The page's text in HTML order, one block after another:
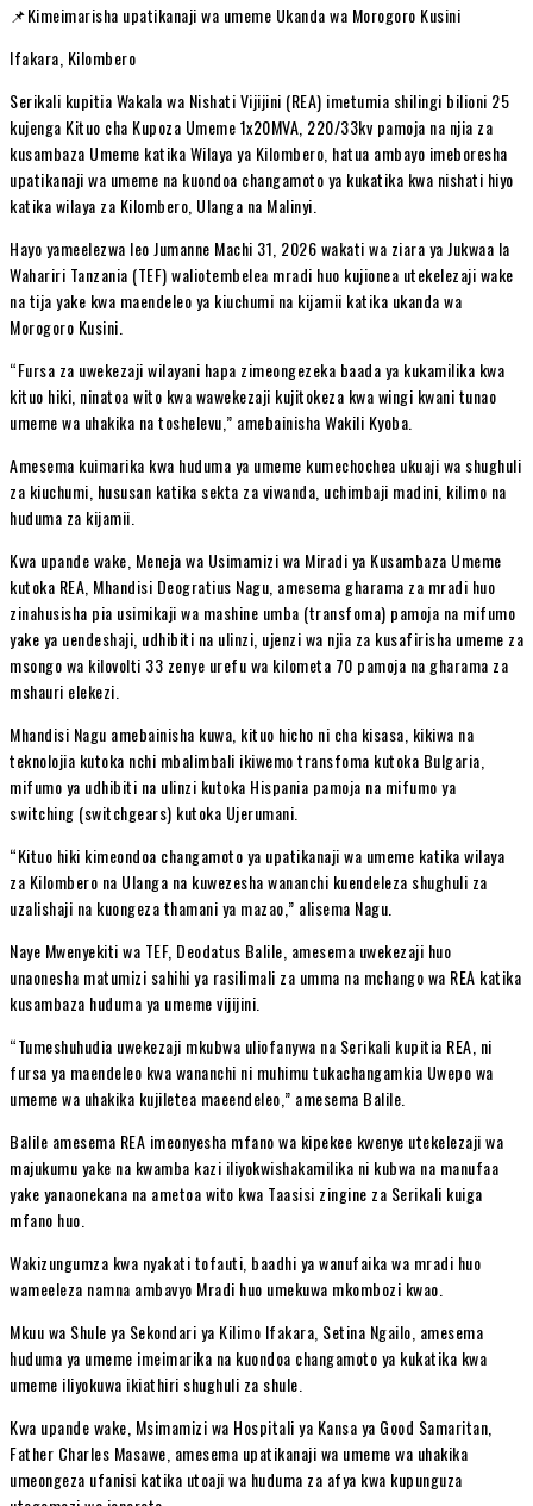
📌Kimeimarisha upatikanaji wa umeme Ukanda wa Morogoro Kusini
Ifakara, Kilombero
Serikali kupitia Wakala wa Nishati Vijijini (REA) imetumia shilingi bilioni 25
kujenga Kituo cha Kupoza Umeme 1x20MVA, 220/33kv pamoja na njia za
kusambaza Umeme katika Wilaya ya Kilombero, hatua ambayo imeboresha
upatikanaji wa umeme na kuondoa changamoto ya kukatika kwa nishati hiyo
katika wilaya za Kilombero, Ulanga na Malinyi.
Hayo yameelezwa leo Jumanne Machi 31, 2026 wakati wa ziara ya Jukwaa la
Wahariri Tanzania (TEF) waliotembelea mradi huo kujionea utekelezaji wake
na tija yake kwa maendeleo ya kiuchumi na kijamii katika ukanda wa
Morogoro Kusini.
“Fursa za uwekezaji wilayani hapa zimeongezeka baada ya kukamilika kwa
kituo hiki, ninatoa wito kwa wawekezaji kujitokeza kwa wingi kwani tunao
umeme wa uhakika na toshelevu,” amebainisha Wakili Kyoba.
Amesema kuimarika kwa huduma ya umeme kumechochea ukuaji wa shughuli
za kiuchumi, hususan katika sekta za viwanda, uchimbaji madini, kilimo na
huduma za kijamii.
Kwa upande wake, Meneja wa Usimamizi wa Miradi ya Kusambaza Umeme
kutoka REA, Mhandisi Deogratius Nagu, amesema gharama za mradi huo
zinahusisha pia usimikaji wa mashine umba (transfoma) pamoja na mifumo
yake ya uendeshaji, udhibiti na ulinzi, ujenzi wa njia za kusafirisha umeme za
msongo wa kilovolti 33 zenye urefu wa kilometa 70 pamoja na gharama za
mshauri elekezi.
Mhandisi Nagu amebainisha kuwa, kituo hicho ni cha kisasa, kikiwa na
teknolojia kutoka nchi mbalimbali ikiwemo transfoma kutoka Bulgaria,
mifumo ya udhibiti na ulinzi kutoka Hispania pamoja na mifumo ya
switching (switchgears) kutoka Ujerumani.
“Kituo hiki kimeondoa changamoto ya upatikanaji wa umeme katika wilaya
za Kilombero na Ulanga na kuwezesha wananchi kuendeleza shughuli za
uzalishaji na kuongeza thamani ya mazao,” alisema Nagu.
Naye Mwenyekiti wa TEF, Deodatus Balile, amesema uwekezaji huo
unaonesha matumizi sahihi ya rasilimali za umma na mchango wa REA katika
kusambaza huduma ya umeme vijijini.
“Tumeshuhudia uwekezaji mkubwa uliofanywa na Serikali kupitia REA, ni
fursa ya maendeleo kwa wananchi ni muhimu tukachangamkia Uwepo wa
umeme wa uhakika kujiletea maeendeleo,” amesema Balile.
Balile amesema REA imeonyesha mfano wa kipekee kwenye utekelezaji wa
majukumu yake na kwamba kazi iliyokwishakamilika ni kubwa na manufaa
yake yanaonekana na ametoa wito kwa Taasisi zingine za Serikali kuiga
mfano huo.
Wakizungumza kwa nyakati tofauti, baadhi ya wanufaika wa mradi huo
wameeleza namna ambavyo Mradi huo umekuwa mkombozi kwao.
Mkuu wa Shule ya Sekondari ya Kilimo Ifakara, Setina Ngailo, amesema
huduma ya umeme imeimarika na kuondoa changamoto ya kukatika kwa
umeme iliyokuwa ikiathiri shughuli za shule.
Kwa upande wake, Msimamizi wa Hospitali ya Kansa ya Good Samaritan,
Father Charles Masawe, amesema upatikanaji wa umeme wa uhakika
umeongeza ufanisi katika utoaji wa huduma za afya kwa kupunguza